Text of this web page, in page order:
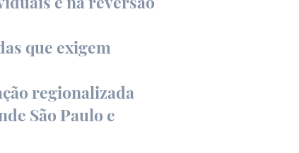
que exigem
regionalizada
São Paulo e